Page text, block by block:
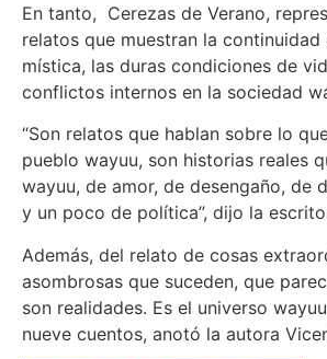
En tanto, Cerezas de Verano,
relatos que muestran la continuidad
mística, las duras condiciones de
conflictos internos en la sociedad
“Son relatos que hablan sobre lo
pueblo wayuu, son historias reales
wayuu, de amor, de desengaño, de
y un poco de política”, dijo la
Además, del relato de cosas
asombrosas que suceden, que
son realidades. Es el universo
nueve cuentos, anotó la autora